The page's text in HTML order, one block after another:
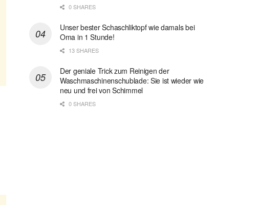
0 SHARES
Unser bester Schaschliktopf wie damals bei
Oma in 1 Stunde!
13 SHARES
Der geniale Trick zum Reinigen der
Waschmaschinenschublade: Sie ist wieder wie
neu und frei von Schimmel
0 SHARES